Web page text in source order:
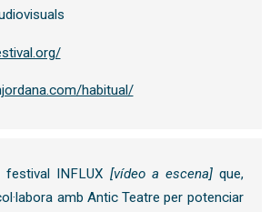
habitual/
festival INFLUX [vídeo a escena]que,
amb Antic Teatre per potenciar